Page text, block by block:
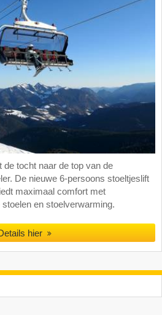
de tocht naar de top van de
De nieuwe 6-persoons stoeltjeslift
maximaal comfort met
en stoelverwarming.
hier